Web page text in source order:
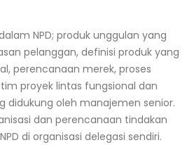
NPD; produk unggulan yang
pelanggan, definisi produk yang
perencanaan merek, proses
proyek lintas fungsional dan
didukung oleh manajemen senior.
dan perencanaan tindakan
di organisasi delegasi sendiri.